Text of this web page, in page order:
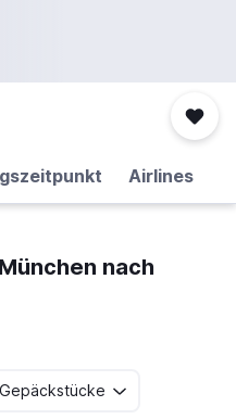
Airlines
nach